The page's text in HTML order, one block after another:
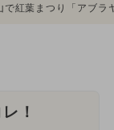
で紅葉まつり「アブ
！